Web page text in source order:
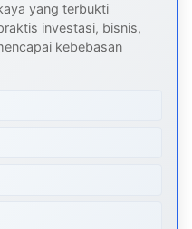
yang terbukti
investasi, bisnis,
kebebasan